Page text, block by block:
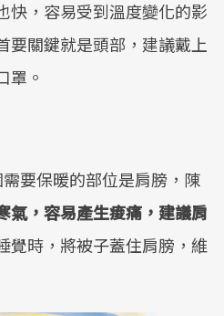
快，容易受到溫度變化的影
要關鍵就是頭部，建議戴上
罩。
要保暖的部位是肩膀，陳
氣，容易產生痠痛，建議肩
覺時，將被子蓋住肩膀，維